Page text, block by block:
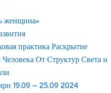
женщина»
практика Раскрытие
От Структур Света и
19.09 – 25.09 2024